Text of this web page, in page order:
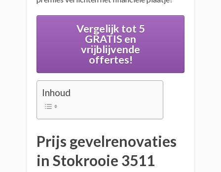
Vergelijk tot 5
GRATIS en
vrijblijvende
offertes!
Inhoud
Prijs gevelrenovaties
in Stokrooie 3511